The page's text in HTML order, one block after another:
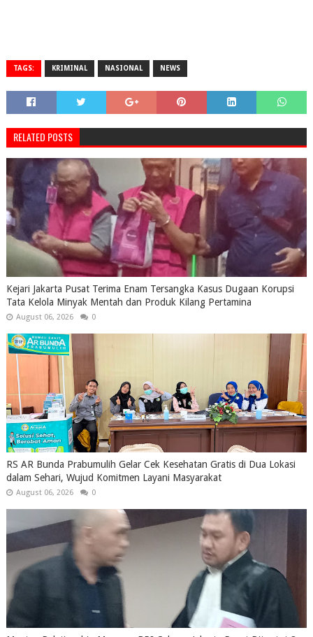
TAGS: KRIMINAL NASIONAL NEWS
RELATED POSTS
Kejari Jakarta Pusat Terima Enam Tersangka Kasus Dugaan Korupsi
Tata Kelola Minyak Mentah dan Produk Kilang Pertamina
August 06, 2026 0
RS AR Bunda Prabumulih Gelar Cek Kesehatan Gratis di Dua Lokasi
dalam Sehari, Wujud Komitmen Layani Masyarakat
August 06, 2026 0